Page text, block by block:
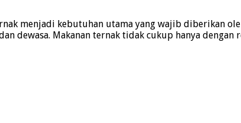
menjadi kebutuhan utama yang wajib diberikan
dewasa. Makanan ternak tidak cukup hanya